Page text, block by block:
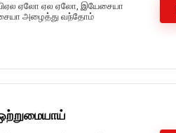
ஏலோ ஏல ஏலோ, இயேசையா
அழைத்து வந்தோம்